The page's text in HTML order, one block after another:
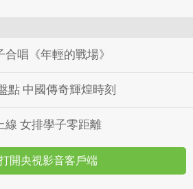
唱《年輕的戰場》
點 中國傳奇輝煌時刻
線 女排學子零距離
開央視影音客戶端